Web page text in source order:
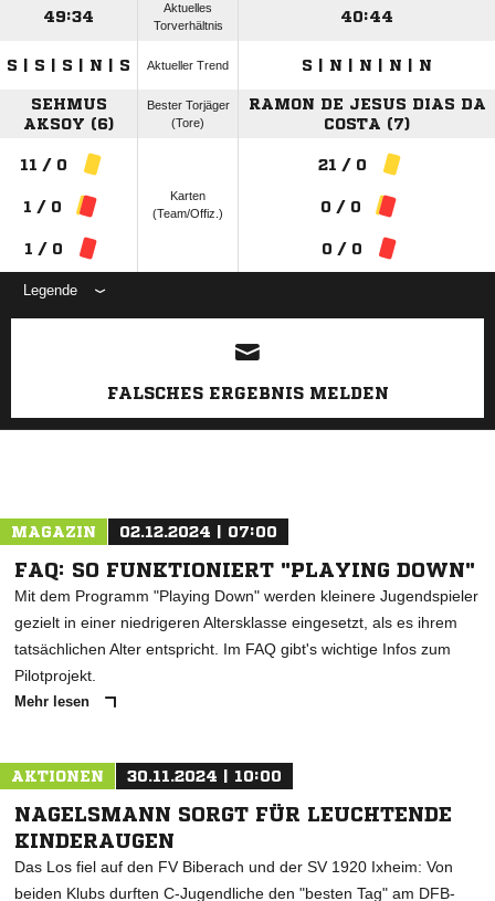
49:34
Aktuelles
Torverhältnis
40:44
S | S | S | N | S Aktueller Trend S | N | N | N | N
SEHMUS
AKSOY (6)
Bester Torjäger
(Tore)
RAMON DE JESUS DIAS DA
COSTA (7)
11 / 0
1 / 0
1 / 0
Karten
(Team/Offiz.)
21 / 0
0 / 0
0 / 0
Legende
ANZEIGE
FALSCHES ERGEBNIS MELDEN
MAGAZIN 02.12.2024 | 07:00
FAQ: SO FUNKTIONIERT "PLAYING DOWN"
Mit dem Programm "Playing Down" werden kleinere Jugendspieler
gezielt in einer niedrigeren Altersklasse eingesetzt, als es ihrem
tatsächlichen Alter entspricht. Im FAQ gibt's wichtige Infos zum
Pilotprojekt.
Mehr lesen
AKTIONEN 30.11.2024 | 10:00
NAGELSMANN SORGT FÜR LEUCHTENDE
KINDERAUGEN
Das Los fiel auf den FV Biberach und der SV 1920 Ixheim: Von
beiden Klubs durften C-Jugendliche den "besten Tag" am DFB-